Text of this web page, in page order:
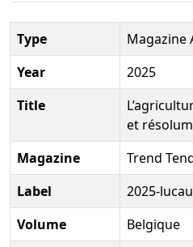
Type
Magazine
Year
2025
Title
et
Magazine
Trend
Label
2025-
Volume
Belgique